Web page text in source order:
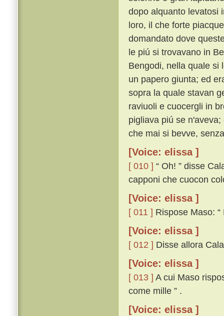
dopo alquanto levatosi
loro, il che forte
domandato dove
le piú si trovavano in
Bengodi, nella quale si
un papero giunta; ed
sopra la quale stavan
raviuoli e cuocergli in
pigliava piú se
che mai si bevve,
[Voice: elissa ]
[ 010 ] “ Oh! ” disse
capponi che cuocon
[Voice: elissa ]
[ 011 ] Rispose Maso:
[Voice: elissa ]
[ 012 ] Disse allora
[Voice: elissa ]
[ 013 ] A cui Maso
come mille ” .
[Voice: elissa ]